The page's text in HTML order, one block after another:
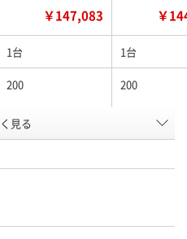
￥147,083 ￥
1台 1台
200 200
800
P632564 P615171
見る